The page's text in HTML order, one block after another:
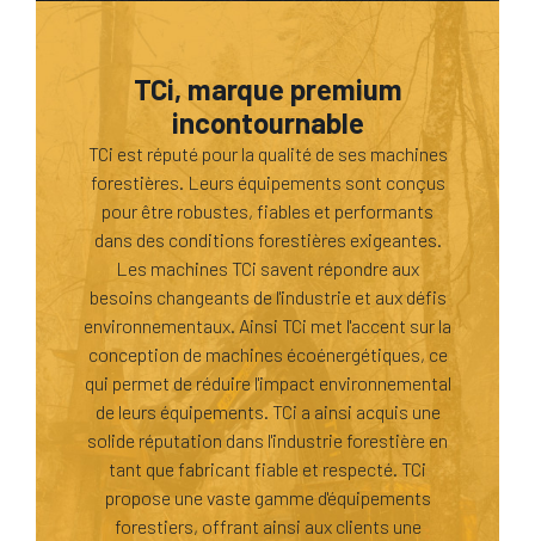
TCi, marque premium
incontournable
TCi est réputé pour la qualité de ses machines
forestières. Leurs équipements sont conçus
pour être robustes, fiables et performants
dans des conditions forestières exigeantes.
Les machines TCi savent répondre aux
besoins changeants de l'industrie et aux défis
environnementaux. Ainsi TCi met l'accent sur la
conception de machines écoénergétiques, ce
qui permet de réduire l'impact environnemental
de leurs équipements. TCi a ainsi acquis une
solide réputation dans l'industrie forestière en
tant que fabricant fiable et respecté. TCi
propose une vaste gamme d'équipements
forestiers, offrant ainsi aux clients une